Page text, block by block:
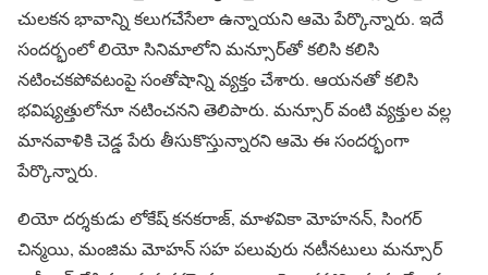
చులకన భావాన్ని కలుగచేసేలా ఉన్నాయని ఆమె పేర్కొన్నారు. ఇదే
సందర్భంలో లియో సినిమాలోని మన్సూర్‌తో కలిసి కలిసి
నటించకపోవటంపై సంతోషాన్ని వ్యక్తం చేశారు. ఆయనతో కలిసి
భవిష్యత్తులోనూ నటించనని తెలిపారు. మన్సూర్ వంటి వ్యక్తుల వల్ల
మానవాళికి చెడ్డ పేరు తీసుకొస్తున్నారని ఆమె ఈ సందర్భంగా
పేర్కొన్నారు.
లియో దర్శకుడు లోకేష్ కనకరాజ్, మాళవికా మోహనన్, సింగర్
చిన్మయి, మంజిమ మోహన్ సహ పలువురు నటీనటులు మన్సూర్